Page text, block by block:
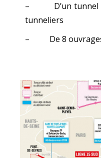
– D’un tunnel
tunneliers
– De 8 ouvrages